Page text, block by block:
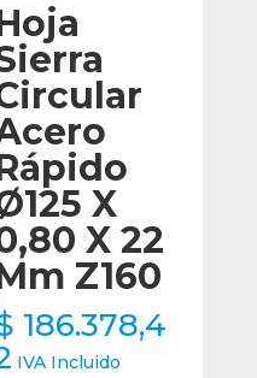
X
X 22
Z160
186.378,4
IVA Incluido